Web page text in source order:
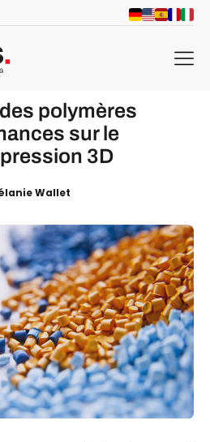
menu
polymères
sur le
3D
Wallet